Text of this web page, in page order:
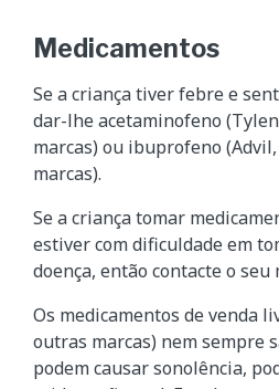
Medicamentos
Se a criança tiver febre e
dar-lhe acetaminofeno
marcas) ou ibuprofeno
marcas).
Se a criança tomar
estiver com dificuldade em
doença, então contacte o seu
Os medicamentos de venda
outras marcas) nem sempre
podem causar sonolência,